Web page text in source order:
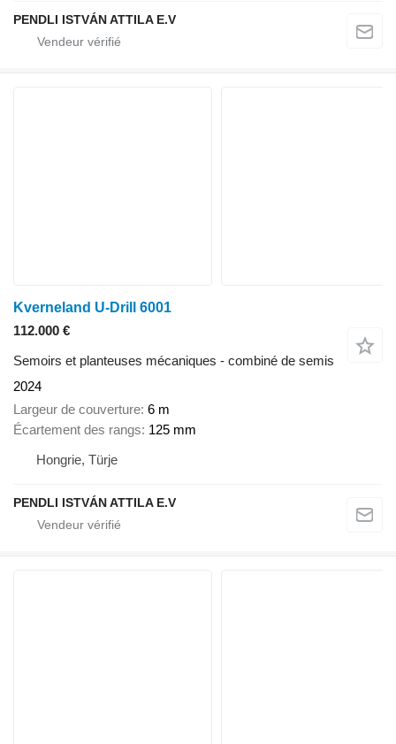
PENDLI ISTVÁN ATTILA E.V
Kverneland U-Drill 6001
112.000 €
Semoirs et planteuses mécaniques - combiné de semis
2024
Largeur de couverture 6 m
Écartement des rangs 125 mm
Hongrie, Türje
PENDLI ISTVÁN ATTILA E.V